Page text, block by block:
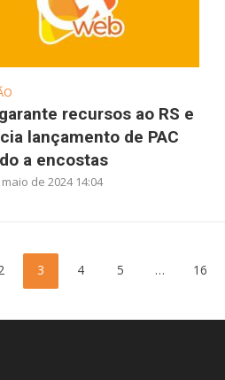
recursos ao RS e
lançamento de PAC
a encostas
de 2024 14:04
3 4 5 … 16